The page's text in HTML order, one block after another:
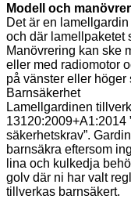
Modell och
Det är en
och där lamellpaketet
Manövrering kan ske
eller med radiomotor
på vänster eller höger
Barnsäkerhet
Lamellgardinen
13120:2009+A1:2014
säkerhetskrav”.
barnsäkra eftersom
lina och kulkedja
golv där ni har valt
tillverkas barnsäkert.